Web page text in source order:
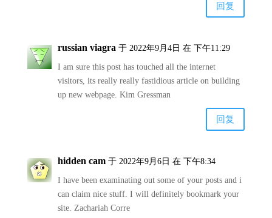
回复
russian viagra 于 2022年9月4日 在 下午11:29
I am sure this post has touched all the internet
visitors, its really really fastidious article on building
up new webpage. Kim Gressman
回复
hidden cam 于 2022年9月6日 在 下午8:34
I have been examinating out some of your posts and i
can claim nice stuff. I will definitely bookmark your
site. Zachariah Corre